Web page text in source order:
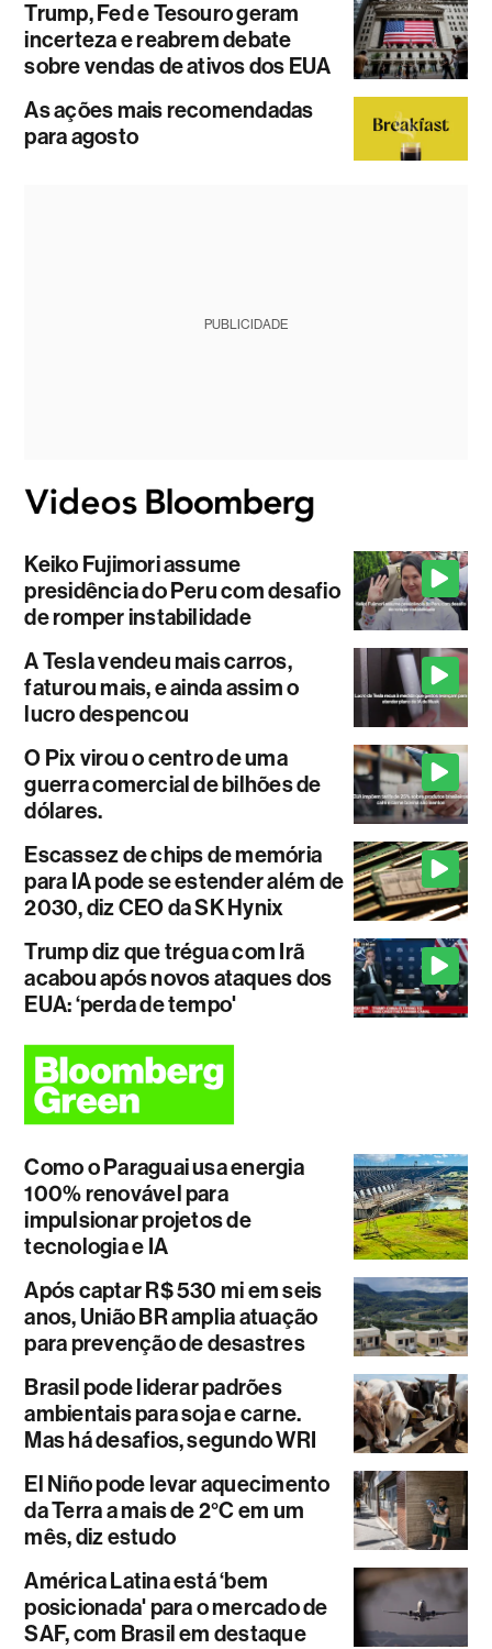
Trump, Fed e Tesouro geram
incerteza e reabrem debate
sobre vendas de ativos dos EUA
As ações mais recomendadas
para agosto
PUBLICIDADE
Keiko Fujimori assume
presidência do Peru com desafio
de romper instabilidade
A Tesla vendeu mais carros,
faturou mais, e ainda assim o
lucro despencou
O Pix virou o centro de uma
guerra comercial de bilhões de
dólares.
Escassez de chips de memória
para IA pode se estender além de
2030, diz CEO da SK Hynix
Trump diz que trégua com Irã
acabou após novos ataques dos
EUA: ‘perda de tempo'
Como o Paraguai usa energia
100% renovável para
impulsionar projetos de
tecnologia e IA
Após captar R$ 530 mi em seis
anos, União BR amplia atuação
para prevenção de desastres
Brasil pode liderar padrões
ambientais para soja e carne.
Mas há desafios, segundo WRI
El Niño pode levar aquecimento
da Terra a mais de 2°C em um
mês, diz estudo
América Latina está ‘bem
posicionada' para o mercado de
SAF, com Brasil em destaque